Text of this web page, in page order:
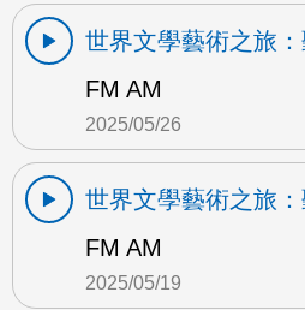
世界文學藝術之旅
FM AM
2025/05/26
世界文學藝術之旅
FM AM
2025/05/19